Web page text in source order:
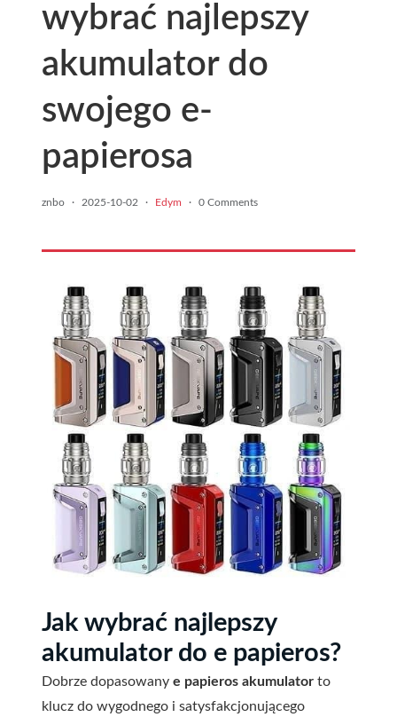
wybrać najlepszy
akumulator do
swojego e-
papierosa
znbo · 2025-10-02 · Edym · 0 Comments
Jak wybrać najlepszy
akumulator do e papieros?
Dobrze dopasowany e papieros akumulator to
klucz do wygodnego i satysfakcjonującego